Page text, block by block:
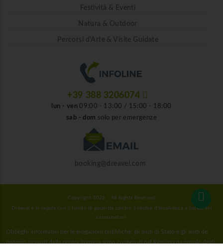
Festività & Eventi
Natura & Outdoor
Percorsi d'Arte & Visite Guidate
+39 388 3206074
lun - ven09:00 - 13:00 / 15:00 - 18:00
sab - dom solo per emergenze
booking@dreavel.com
Copyright 2026 - All Rights Reserved
Dreavel è in regola con il fondo di garanzia contro il rischio d'insolvenza a tutela dei
consumatori.
Obblighi informativi per le erogazioni pubbliche: gli aiuti di Stato e gli aiuti de
minimis ricevuti dalla nostra impresa sono contenuti nel Registro nazionale degli